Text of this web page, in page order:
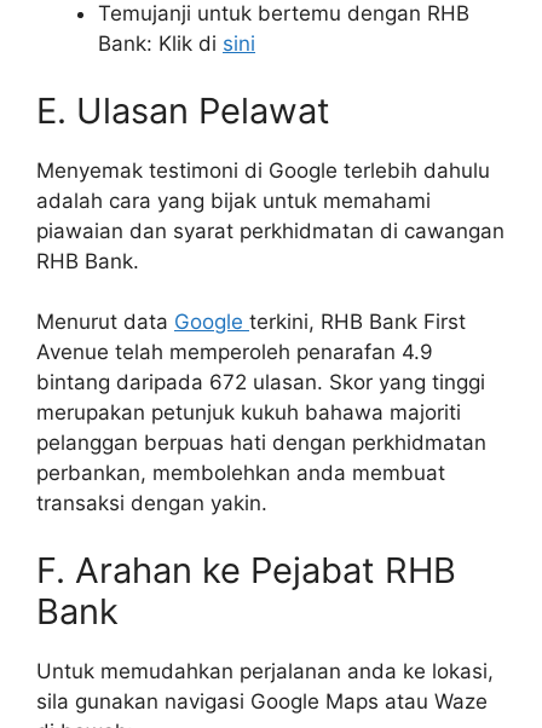
Temujanji untuk bertemu dengan RHB
Bank: Klik di sini
E. Ulasan Pelawat
Menyemak testimoni di Google terlebih dahulu
adalah cara yang bijak untuk memahami
piawaian dan syarat perkhidmatan di cawangan
RHB Bank.
Menurut data Google terkini, RHB Bank First
Avenue telah memperoleh penarafan 4.9
bintang daripada 672 ulasan. Skor yang tinggi
merupakan petunjuk kukuh bahawa majoriti
pelanggan berpuas hati dengan perkhidmatan
perbankan, membolehkan anda membuat
transaksi dengan yakin.
F. Arahan ke Pejabat RHB
Bank
Untuk memudahkan perjalanan anda ke lokasi,
sila gunakan navigasi Google Maps atau Waze